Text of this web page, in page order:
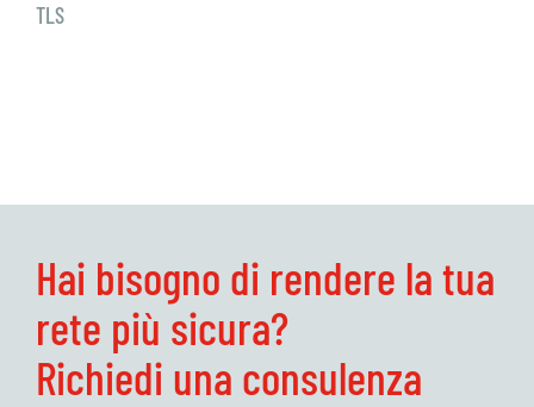
TLS
Hai bisogno di rendere la tua
rete più sicura?
Richiedi una consulenza